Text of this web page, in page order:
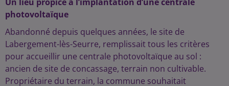
photovoltaïque
Abandonné depuis quelques années, le site de
Labergement-lès-Seurre, remplissait tous les critères
pour accueillir une centrale photovoltaïque au sol :
ancien de site de concassage, terrain non cultivable.
Propriétaire du terrain, la commune souhaitait